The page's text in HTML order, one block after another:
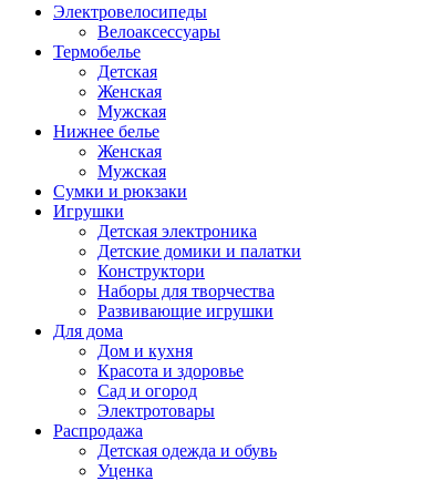
Электровелосипеды
Велоаксессуары
Термобелье
Детская
Женская
Мужская
Нижнее белье
Женская
Мужская
Сумки и рюкзаки
Игрушки
Детская электроника
Детские домики и палатки
Конструктори
Наборы для творчества
Развивающие игрушки
Для дома
Дом и кухня
Красота и здоровье
Сад и огород
Электротовары
Распродажа
Детская одежда и обувь
Уценка